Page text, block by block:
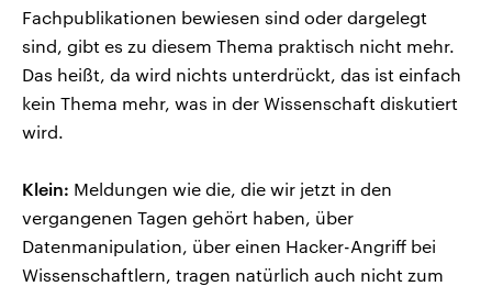
Fachpublikationen bewiesen sind oder dargelegt
sind, gibt es zu diesem Thema praktisch nicht mehr.
Das heißt, da wird nichts unterdrückt, das ist einfach
kein Thema mehr, was in der Wissenschaft diskutiert
wird.
Klein: Meldungen wie die, die wir jetzt in den
vergangenen Tagen gehört haben, über
Datenmanipulation, über einen Hacker-Angriff bei
Wissenschaftlern, tragen natürlich auch nicht zum